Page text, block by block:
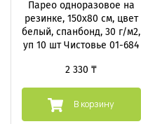
Парео одноразовое на
резинке, 150х80 см, цвет
белый, спанбонд, 30 г/м2,
уп 10 шт Чистовье 01-684
2 330 ₸
В корзину